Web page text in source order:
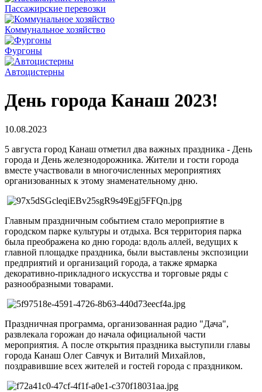
Пассажирские перевозки
Коммунальное хозяйство
Фургоны
Автоцистерны
День города Канаш 2023!
10.08.2023
5 августа город Канаш отметил два важных праздника - День
города и День железнодорожника. Жители и гости города
вместе участвовали в многочисленных мероприятиях
организованных к этому знаменательному дню.
Главным праздничным событием стало мероприятие в
городском парке культуры и отдыха. Вся территория парка
была преображена ко дню города: вдоль аллей, ведущих к
главной площадке праздника, были выставлены экспозиции
предприятий и организаций города, а также ярмарка
декоративно-прикладного искусства и торговые ряды с
разнообразными товарами.
Праздничная программа, организованная радио "Дача",
развлекала горожан до начала официальной части
мероприятия. А после открытия праздника выступили главы
города Канаш Олег Савчук и Виталий Михайлов,
поздравившие всех жителей и гостей города с праздником.